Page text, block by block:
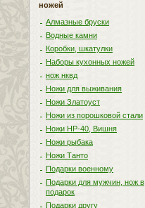
ножей
Алмазные бруски
Водные камни
Коробки, шкатулки
Наборы кухонных ножей
нож нквд
Ножи для выживания
Ножи Златоуст
Ножи из порошковой стали
Ножи НР-40, Вишня
Ножи рыбака
Ножи Танто
Подарки военному
Подарки для мужчин, нож в
подарок
Подарки другу